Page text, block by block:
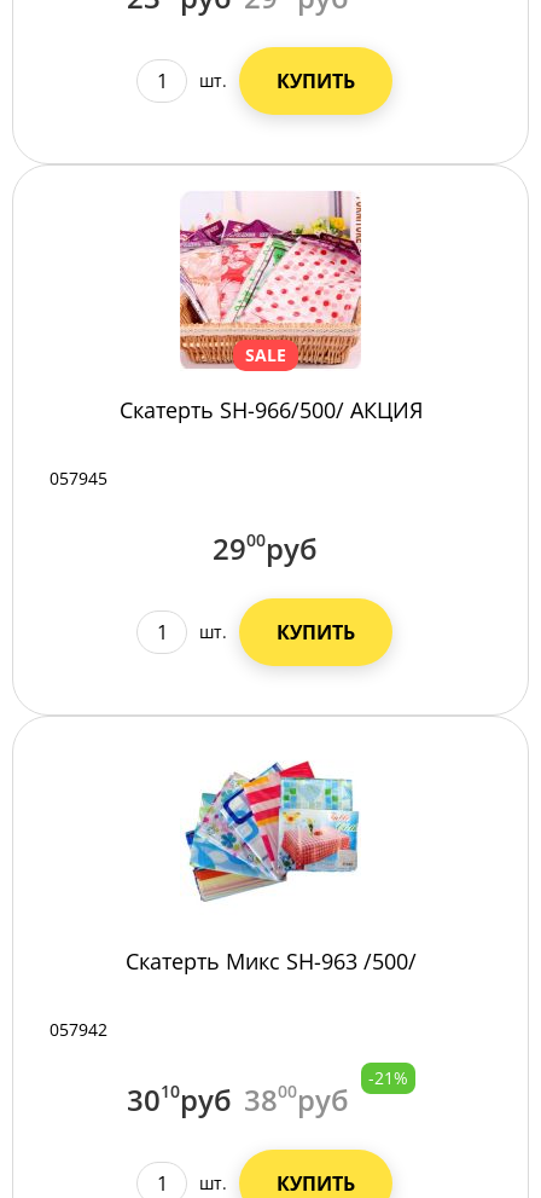
шт. КУПИТЬ
SALE
Скатерть SH-966/500/ АКЦИЯ
057945
2900руб
шт. КУПИТЬ
Скатерть Микс SH-963 /500/
057942
3010руб 3800руб
-21%
шт. КУПИТЬ